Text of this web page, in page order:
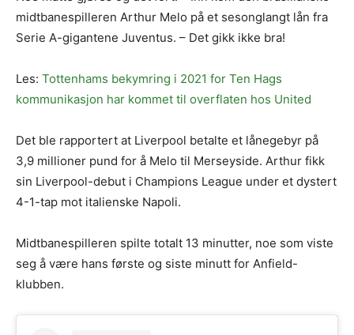
midtbanespilleren Arthur Melo på et sesonglangt lån fra
Serie A-gigantene Juventus. – Det gikk ikke bra!
Les: Tottenhams bekymring i 2021 for Ten Hags
kommunikasjon har kommet til overflaten hos United
Det ble rapportert at Liverpool betalte et lånegebyr på
3,9 millioner pund for å Melo til Merseyside. Arthur fikk
sin Liverpool-debut i Champions League under et dystert
4-1-tap mot italienske Napoli.
Midtbanespilleren spilte totalt 13 minutter, noe som viste
seg å være hans første og siste minutt for Anfield-
klubben.